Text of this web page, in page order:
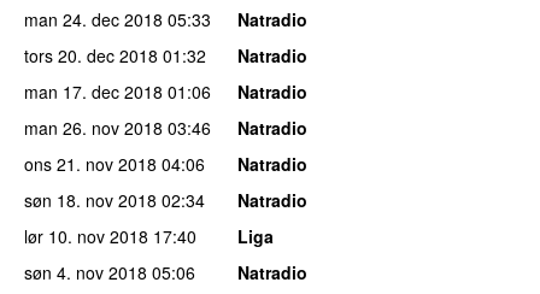
man 24. dec 2018 05:33
Natradio
tors 20. dec 2018 01:32
Natradio
man 17. dec 2018 01:06
Natradio
man 26. nov 2018 03:46
Natradio
ons 21. nov 2018 04:06
Natradio
søn 18. nov 2018 02:34
Natradio
lør 10. nov 2018 17:40
Liga
søn 4. nov 2018 05:06
Natradio